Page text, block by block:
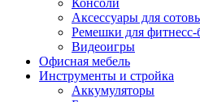
Аксессуары для
Ремешки для фитнесс-
Видеоигры
Офисная мебель
Инструменты и стройка
Аккумуляторы